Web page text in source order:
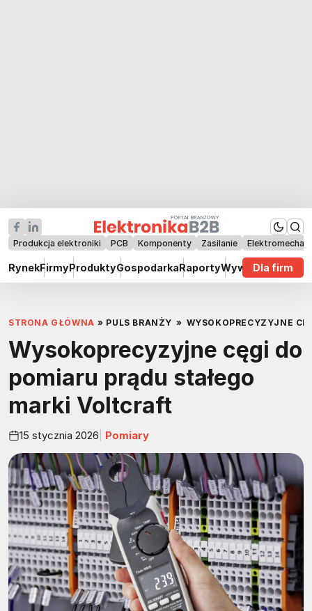
Produkcja elektroniki PCB Komponenty Zasilanie
RynekFirmyProduktyGospodarkaRaportyWywiadyDla firm
STRONA GŁÓWNA » PULS BRANŻY » WYSOKOPRECYZYJNE
Wysokoprecyzyjne cęgi do
pomiaru prądu stałego
marki Voltcraft
15 stycznia 2026 Pomiary